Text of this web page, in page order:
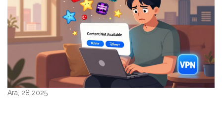
Ara, 28 2025